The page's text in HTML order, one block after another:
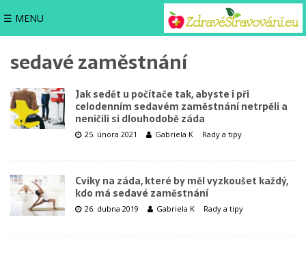
☰ MENU
sedavé zaměstnání
Jak sedět u počítače tak, abyste i při
celodenním sedavém zaměstnání netrpěli a
neničili si dlouhodobě záda
25. února 2021 Gabriela K Rady a tipy
Cviky na záda, které by měl vyzkoušet každý,
kdo má sedavé zaměstnání
26. dubna 2019 Gabriela K Rady a tipy